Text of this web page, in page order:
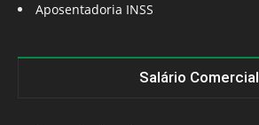
Aposentadoria INSS
Salário Comercial